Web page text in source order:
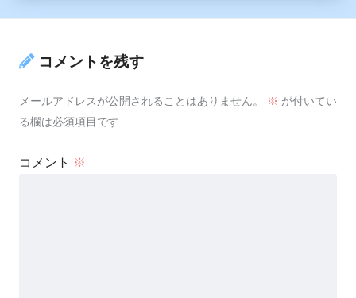
コメントを残す
メールアドレスが公開されることはありません。 ※ が付いてい
る欄は必須項目です
コメント ※